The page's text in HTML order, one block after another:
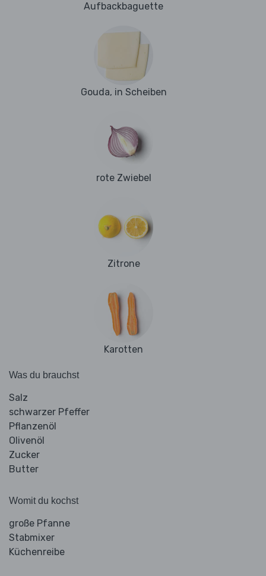
Aufbackbaguette
Gouda, in Scheiben
rote Zwiebel
Zitrone
Karotten
Was du brauchst
Salz
schwarzer Pfeffer
Pflanzenöl
Olivenöl
Zucker
Butter
Womit du kochst
große Pfanne
Stabmixer
Küchenreibe